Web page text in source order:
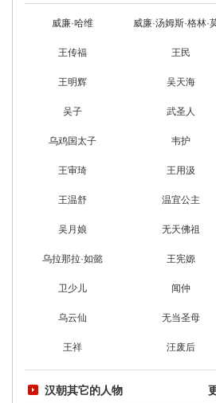
威廉·哈维 威廉·汤姆斯·格林·
王传福 王民
王明辉 吴天海
吴子 武圣人
乌鸡国太子 韦护
王审琦 王用汲
王温舒 温宜公主
吴月娘 无天佛祖
乌拉那拉·如懿 王宪嫄
卫少儿 闻仲
乌云仙 无当圣母
王祥 汪废后
汉朝其它的人物